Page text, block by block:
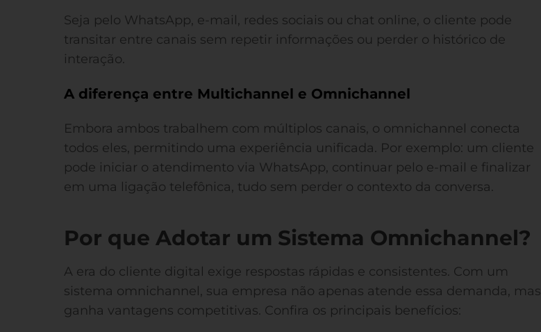
Seja pelo WhatsApp, e-mail, redes sociais ou chat online, o cliente pode
transitar entre canais sem repetir informações ou perder o histórico de
interação.
A diferença entre Multichannel e Omnichannel
Embora ambos trabalhem com múltiplos canais, o omnichannel conecta
todos eles, permitindo uma experiência unificada. Por exemplo: um cliente
pode iniciar o atendimento via WhatsApp, continuar pelo e-mail e finalizar
em uma ligação telefônica, tudo sem perder o contexto da conversa.
Por que Adotar um Sistema Omnichannel?
A era do cliente digital exige respostas rápidas e consistentes. Com um
sistema omnichannel, sua empresa não apenas atende essa demanda, mas
ganha vantagens competitivas. Confira os principais benefícios: